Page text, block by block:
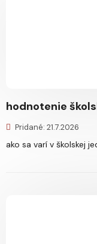
hodnotenie
Pridané: 21.7.2026
ako sa varí v školskej